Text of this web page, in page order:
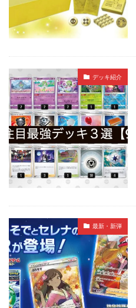
デッキ紹介
最新・新弾